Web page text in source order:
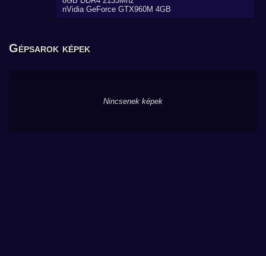
nVidia GeForce GTX960M 4GB
Gépsarok képek
Nincsenek képek